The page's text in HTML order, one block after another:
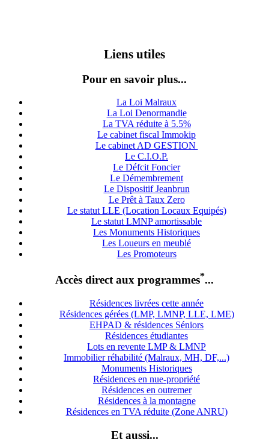
Liens utiles
Pour en savoir plus...
La Loi Malraux
La Loi Denormandie
La TVA réduite à 5.5%
Le cabinet fiscal Immokip
Le cabinet AD GESTION
Le C.I.O.P.
Le Défcit Foncier
Le Démembrement
Le Dispositif Jeanbrun
Le Prêt à Taux Zero
Le statut LLE (Location Locaux Equipés)
Le statut LMNP amortissable
Les Monuments Historiques
Les Loueurs en meublé
Les Promoteurs
Accès direct aux programmes*...
Résidences livrées cette année
Résidences gérées (LMP, LMNP, LLE, LME)
EHPAD & résidences Séniors
Résidences étudiantes
Lots en revente LMP & LMNP
Immobilier réhabilité (Malraux, MH, DF,...)
Monuments Historiques
Résidences en nue-propriété
Résidences en outremer
Résidences à la montagne
Résidences en TVA réduite (Zone ANRU)
Et aussi...